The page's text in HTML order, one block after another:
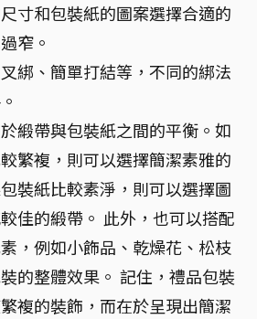
寸和包裝紙的圖案選擇合適的
窄。
綁、簡單打結等，不同的綁法
緞帶與包裝紙之間的平衡。如
繁複，則可以選擇簡潔素雅的
裝紙比較素淨，則可以選擇圖
佳的緞帶。 此外，也可以搭配
，例如小飾品、乾燥花、松枝
的整體效果。 記住，禮品包裝
複的裝飾，而在於呈現出簡潔